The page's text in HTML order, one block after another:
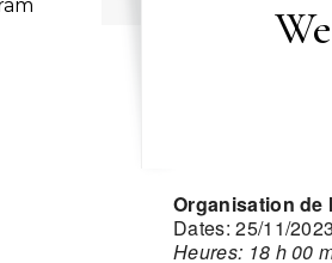
Organisation de
Dates: 25/11/
Heures: 18 h 00